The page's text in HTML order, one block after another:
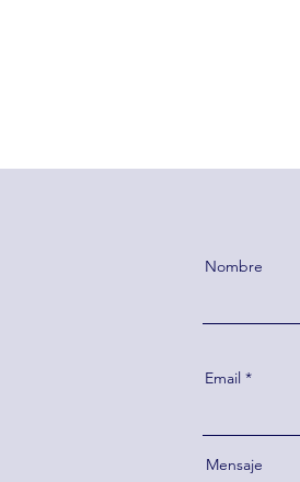
Nombre
Email
Mensaje